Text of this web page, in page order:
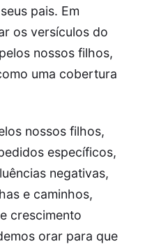
pais. Em
os versículos do
nossos filhos,
uma cobertura
nossos filhos,
específicos,
negativas,
e caminhos,
crescimento
orar para que